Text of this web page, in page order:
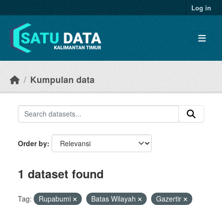
Log in
Kumpulan data
Order by
1 dataset found
Tag: Rupabumi Batas Wilayah
Gazertir